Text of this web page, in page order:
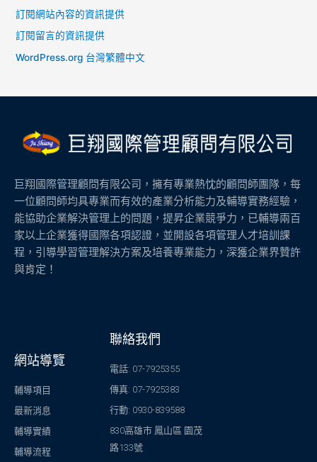
訂閱網站內容的資訊提供
訂閱留言的資訊提供
WordPress.org 台灣繁體中文
巨翔國際管理顧問有限公司，擁有專業熱忱的顧問師團隊，每
一位顧問師均具專業而有效的產業分析能力及輔導實務經驗，
能協助企業解決管理上的問題，提昇企業競爭力，已輔導兩百
家以上企業獲得國際各項認證，並開設各項管理人才培訓課
程，引導學習管理解決方案及培養專業能力，深獲企業界贊許
與肯定！
網站導覽
輔導項目
最新消息
輔導實績
輔導流程
聯絡我們
電話: 07-7925355
傳真: 07-7925383
行動: 0930-839588
830高雄市 鳳山區 園茂
路133號